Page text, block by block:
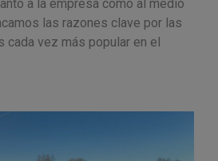
a la empresa como al medio
las razones clave por las
cada vez más popular en el